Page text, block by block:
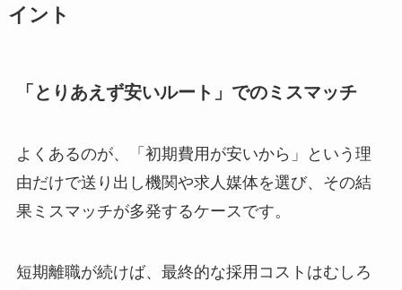
イント
「とりあえず安いルート」でのミスマッチ
よくあるのが、「初期費用が安いから」という理
由だけで送り出し機関や求人媒体を選び、その結
果ミスマッチが多発するケースです。
短期離職が続けば、最終的な採用コストはむしろ